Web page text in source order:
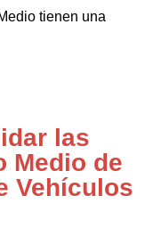
tienen una
las
Medio de
Vehículos